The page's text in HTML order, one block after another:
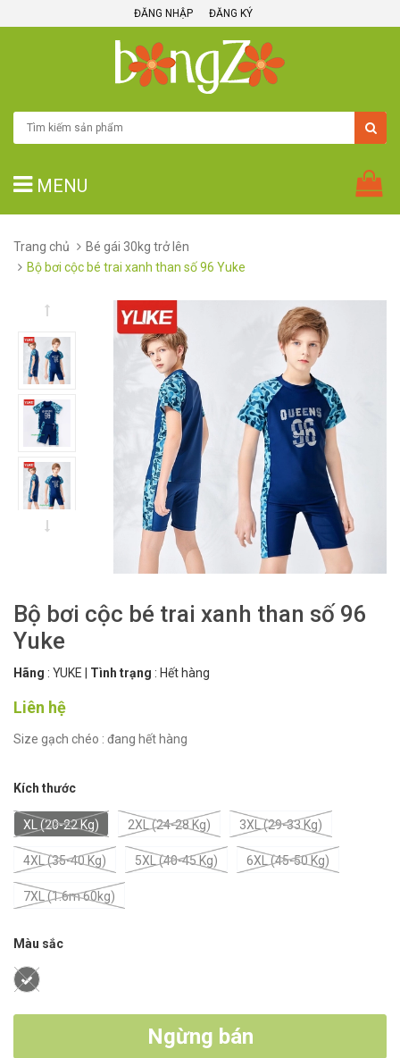
ĐĂNG NHẬP ĐĂNG KÝ
MENU
Trang chủ
Bé gái 30kg trở lên
Bộ bơi cộc bé trai xanh than số 96 Yuke
Bộ bơi cộc bé trai xanh than số 96
Yuke
Hãng : YUKE Tình trạng : Hết hàng
Liên hệ
Size gạch chéo : đang hết hàng
Kích thước
XL (20-22 Kg) 2XL (24-28 Kg) 3XL (29-33 Kg)
4XL (35-40 Kg) 5XL (40-45 Kg) 6XL (45-50 Kg)
7XL (1.6m 60kg)
Màu sắc
Ngừng bán